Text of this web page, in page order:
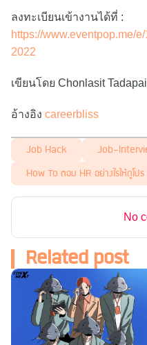
ลงทะเบียนเข้างานได้ที่ :
https://www.eventpop.me/
2022
เขียนโดย Chonlasit
อ้างอิง careerbliss
Job Hack Job-
How To ตอบ HR อย่างไรให้ดูโปร
No
Related post